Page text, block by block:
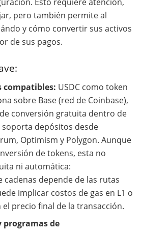
pero también permite al
y cómo convertir sus activos
de sus pagos.
compatibles: USDC como token
sobre Base (red de Coinbase),
conversión gratuita dentro de
soporta depósitos desde
Optimism y Polygon. Aunque
de tokens, esta no
ni automática:
cadenas depende de las rutas
implicar costos de gas en L1 o
el precio final de la transacción.
programas de